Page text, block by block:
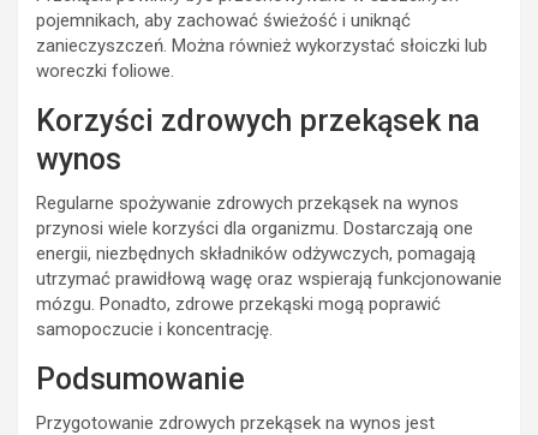
pojemnikach, aby zachować świeżość i uniknąć
zanieczyszczeń. Można również wykorzystać słoiczki lub
woreczki foliowe.
Korzyści zdrowych przekąsek na
wynos
Regularne spożywanie zdrowych przekąsek na wynos
przynosi wiele korzyści dla organizmu. Dostarczają one
energii, niezbędnych składników odżywczych, pomagają
utrzymać prawidłową wagę oraz wspierają funkcjonowanie
mózgu. Ponadto, zdrowe przekąski mogą poprawić
samopoczucie i koncentrację.
Podsumowanie
Przygotowanie zdrowych przekąsek na wynos jest